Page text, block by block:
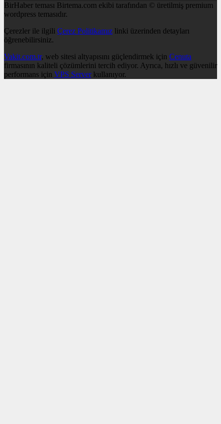
BirHaber teması Birtema.com ekibi tarafından © üretilmiş premium
wordpress temasıdır.
Çerezler ile ilgili Çerez Politikamız linki üzerinden detayları
öğrenebilirsiniz.
Vakit.com.tr, web sitesi altyapısını güçlendirmek için Cenuta
firmasının kaliteli çözümlerini tercih ediyor. Ayrıca, hızlı ve güvenilir
performans için VPS Serverkullanıyor.